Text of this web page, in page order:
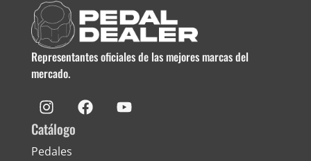
Representantes oficiales de las mejores marcas del
mercado.
Catálogo
Pedales